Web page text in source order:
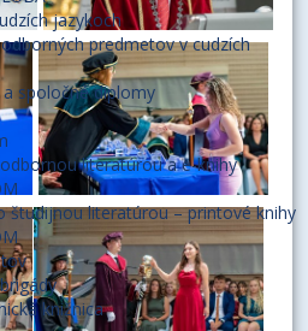
jazykoch
predmetov v cudzích
spoločné diplomy
literatúrou a e-knihy
študijnou literatúrou – printové knihy
knižnica